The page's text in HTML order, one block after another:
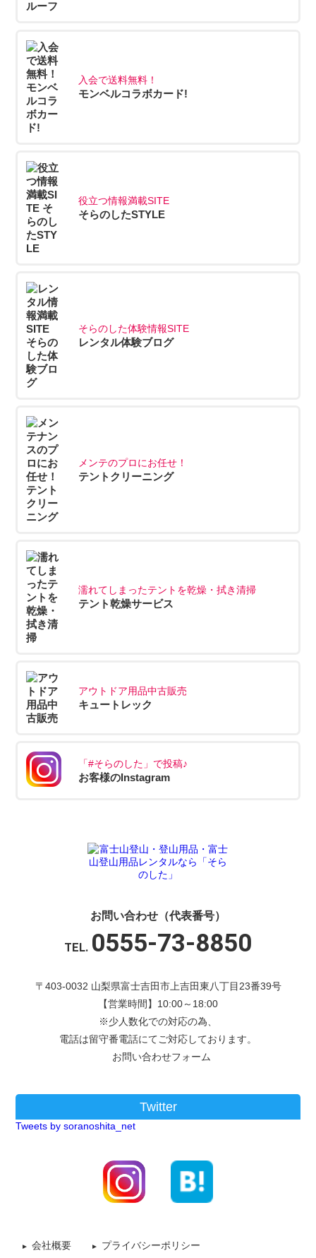
入会で送料無料！
モンベルコラボカード!
役立つ情報満載SITE
そらのしたSTYLE
そらのした体験情報SITE
レンタル体験ブログ
メンテのプロにお任せ！
テントクリーニング
濡れてしまったテントを乾燥・拭き清掃
テント乾燥サービス
アウトドア用品中古販売
キュートレック
「#そらのした」で投稿♪
お客様のInstagram
お問い合わせ（代表番号）
TEL. 0555-73-8850
〒403-0032 山梨県富士吉田市上吉田東八丁目23番39号
【営業時間】10:00～18:00
※少人数化での対応の為、
電話は留守番電話にてご対応しております。
お問い合わせフォーム
Twitter
Tweets by soranoshita_net
会社概要 プライバシーポリシー